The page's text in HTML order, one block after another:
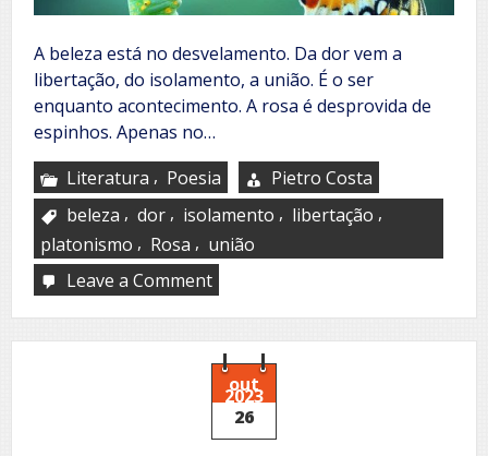
A beleza está no desvelamento. Da dor vem a
libertação, do isolamento, a união. É o ser
enquanto acontecimento. A rosa é desprovida de
espinhos. Apenas no…
Literatura , Poesia
Pietro Costa
beleza , dor , isolamento , libertação ,
platonismo , Rosa , união
Leave a Commenton
e
fim
out
2023
26